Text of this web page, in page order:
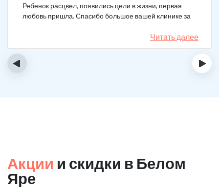
Ребенок расцвел, появились цели в жизни, первая
любовь пришла. Спасибо большое вашей клинике за
Читать далее
‹ ›
Акции и скидки в Белом
Яре